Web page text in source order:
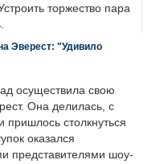
торжество пара
Эверест: "Удивило
осуществила свою
Она делилась, с
пришлось столкнуться
оказался
представителями шоу-